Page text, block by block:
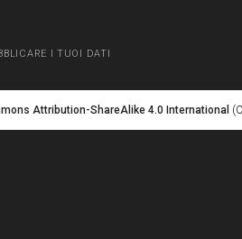
I TUOI DATI
Attribution-ShareAlike 4.0 International